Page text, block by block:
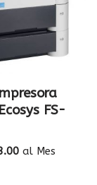
FS-
al Mes